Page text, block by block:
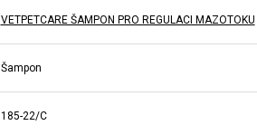
VETPETCARE ŠAMPON PRO REGULACI MAZOTOKU
Šampon
185-22/C